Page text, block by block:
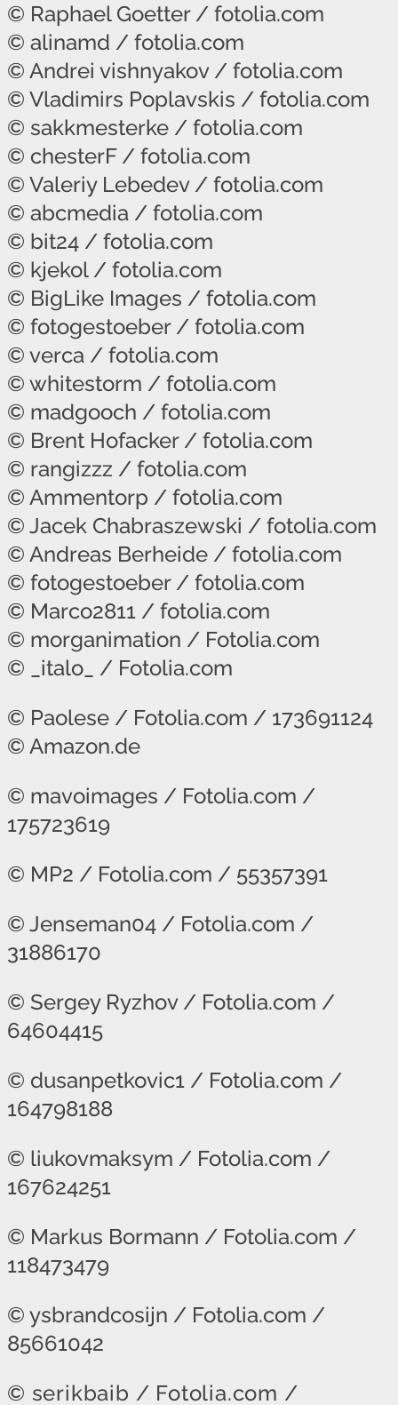
© Raphael Goetter / fotolia.com
© alinamd / fotolia.com
© Andrei vishnyakov / fotolia.com
© Vladimirs Poplavskis / fotolia.com
© sakkmesterke / fotolia.com
© chesterF / fotolia.com
© Valeriy Lebedev / fotolia.com
© abcmedia / fotolia.com
© bit24 / fotolia.com
© kjekol / fotolia.com
© BigLike Images / fotolia.com
© fotogestoeber / fotolia.com
© verca / fotolia.com
© whitestorm / fotolia.com
© madgooch / fotolia.com
© Brent Hofacker / fotolia.com
© rangizzz / fotolia.com
© Ammentorp / fotolia.com
© Jacek Chabraszewski / fotolia.com
© Andreas Berheide / fotolia.com
© fotogestoeber / fotolia.com
© Marco2811 / fotolia.com
© morganimation / Fotolia.com
© _italo_ / Fotolia.com
© Paolese / Fotolia.com / 173691124
© Amazon.de
© mavoimages / Fotolia.com /
175723619
© MP2 / Fotolia.com / 55357391
© Jenseman04 / Fotolia.com /
31886170
© Sergey Ryzhov / Fotolia.com /
64604415
© dusanpetkovic1 / Fotolia.com /
164798188
© liukovmaksym / Fotolia.com /
167624251
© Markus Bormann / Fotolia.com /
118473479
© ysbrandcosijn / Fotolia.com /
85661042
© serikbaib / Fotolia.com /